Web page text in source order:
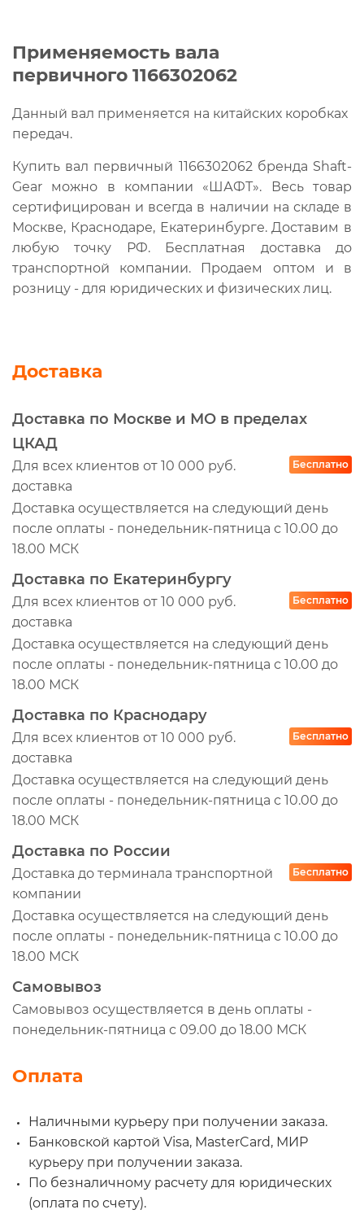
Применяемость вала
первичного 1166302062
Данный вал применяется на китайских коробках
передач.
Купить вал первичный 1166302062 бренда Shaft-
Gear можно в компании «ШАФТ». Весь товар
сертифицирован и всегда в наличии на складе в
Москве, Краснодаре, Екатеринбурге. Доставим в
любую точку РФ. Бесплатная доставка до
транспортной компании. Продаем оптом и в
розницу - для юридических и физических лиц.
Доставка
Доставка по Москве и МО в пределах
ЦКАД
Для всех клиентов от 10 000 руб.
доставка
Бесплатно
Доставка осуществляется на следующий день
после оплаты - понедельник-пятница с 10.00 до
18.00 МСК
Доставка по Екатеринбургу
Для всех клиентов от 10 000 руб.
доставка
Бесплатно
Доставка осуществляется на следующий день
после оплаты - понедельник-пятница с 10.00 до
18.00 МСК
Доставка по Краснодару
Для всех клиентов от 10 000 руб.
доставка
Бесплатно
Доставка осуществляется на следующий день
после оплаты - понедельник-пятница с 10.00 до
18.00 МСК
Доставка по России
Доставка до терминала транспортной
компании
Бесплатно
Доставка осуществляется на следующий день
после оплаты - понедельник-пятница с 10.00 до
18.00 МСК
Самовывоз
Самовывоз осуществляется в день оплаты -
понедельник-пятница с 09.00 до 18.00 МСК
Оплата
Наличными курьеру при получении заказа.
Банковской картой Visa, MasterCard, МИР
курьеру при получении заказа.
По безналичному расчету для юридических
(оплата по счету).